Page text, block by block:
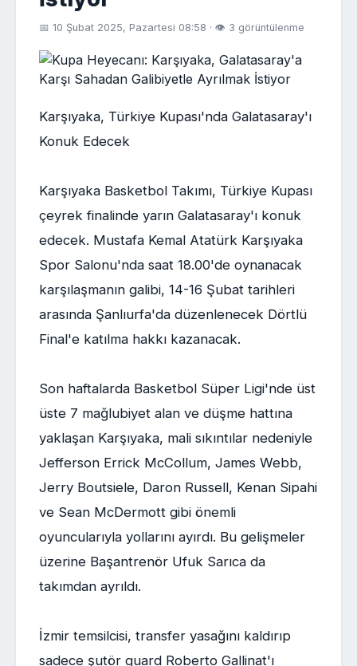
📅 10 Şubat 2025, Pazartesi 08:58 · 👁 3 görüntülenme
Karşıyaka, Türkiye Kupası'nda Galatasaray'ı
Konuk Edecek
Karşıyaka Basketbol Takımı, Türkiye Kupası
çeyrek finalinde yarın Galatasaray'ı konuk
edecek. Mustafa Kemal Atatürk Karşıyaka
Spor Salonu'nda saat 18.00'de oynanacak
karşılaşmanın galibi, 14-16 Şubat tarihleri
arasında Şanlıurfa'da düzenlenecek Dörtlü
Final'e katılma hakkı kazanacak.
Son haftalarda Basketbol Süper Ligi'nde üst
üste 7 mağlubiyet alan ve düşme hattına
yaklaşan Karşıyaka, mali sıkıntılar nedeniyle
Jefferson Errick McCollum, James Webb,
Jerry Boutsiele, Daron Russell, Kenan Sipahi
ve Sean McDermott gibi önemli
oyuncularıyla yollarını ayırdı. Bu gelişmeler
üzerine Başantrenör Ufuk Sarıca da
takımdan ayrıldı.
İzmir temsilcisi, transfer yasağını kaldırıp
sadece şutör guard Roberto Gallinat'ı